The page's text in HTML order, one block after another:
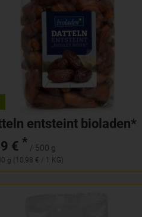
entsteint bioladen*
€ * / 500 g
g (10,98 € / 1 KG)
5,49 €